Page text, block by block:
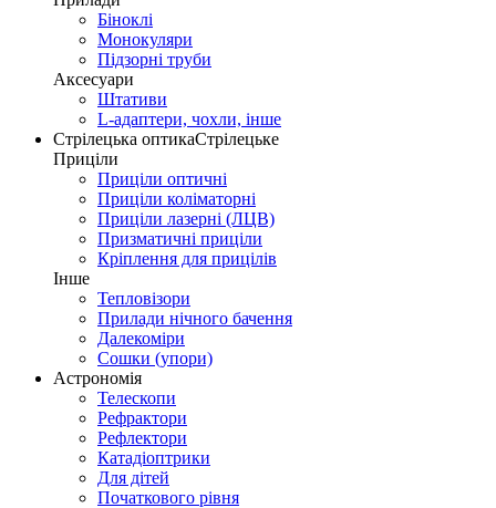
Біноклі
Монокуляри
Підзорні труби
Аксесуари
Штативи
L-адаптери, чохли, інше
Стрілецька оптикаСтрілецьке
Приціли
Приціли оптичні
Приціли коліматорні
Приціли лазерні (ЛЦВ)
Призматичні приціли
Кріплення для прицілів
Інше
Тепловізори
Прилади нічного бачення
Далекоміри
Сошки (упори)
Астрономія
Телескопи
Рефрактори
Рефлектори
Катадіоптрики
Для дітей
Початкового рівня